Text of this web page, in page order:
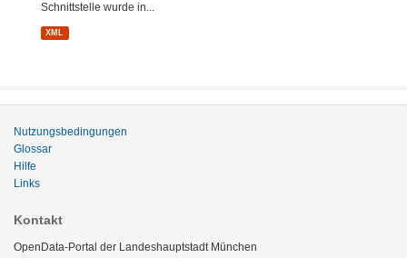
Schnittstelle wurde in...
XML
Nutzungsbedingungen
Glossar
Hilfe
Links
Kontakt
OpenData-Portal der Landeshauptstadt München